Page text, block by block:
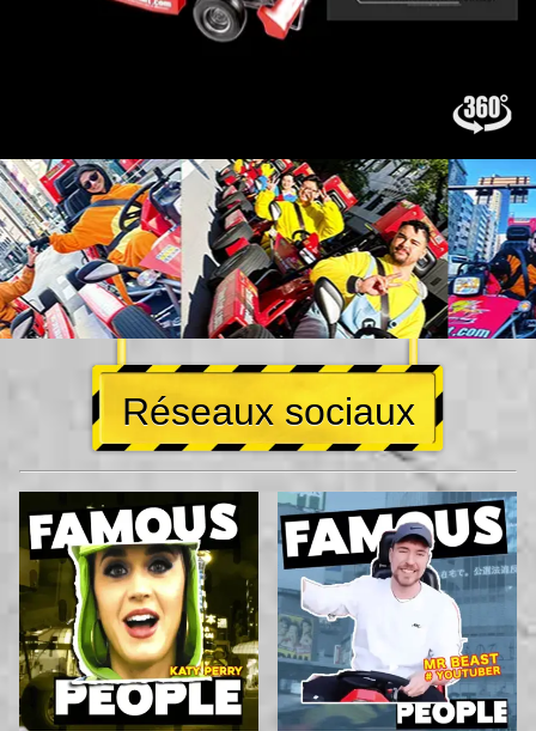
Réseaux sociaux